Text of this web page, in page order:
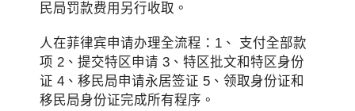
民局罚款费用另行收取。
人在菲律宾申请办理全流程：1、 支付全部款
项 2、提交特区申请 3、特区批文和特区身份
证 4、移民局申请永居签证 5、领取身份证和
移民局身份证完成所有程序。